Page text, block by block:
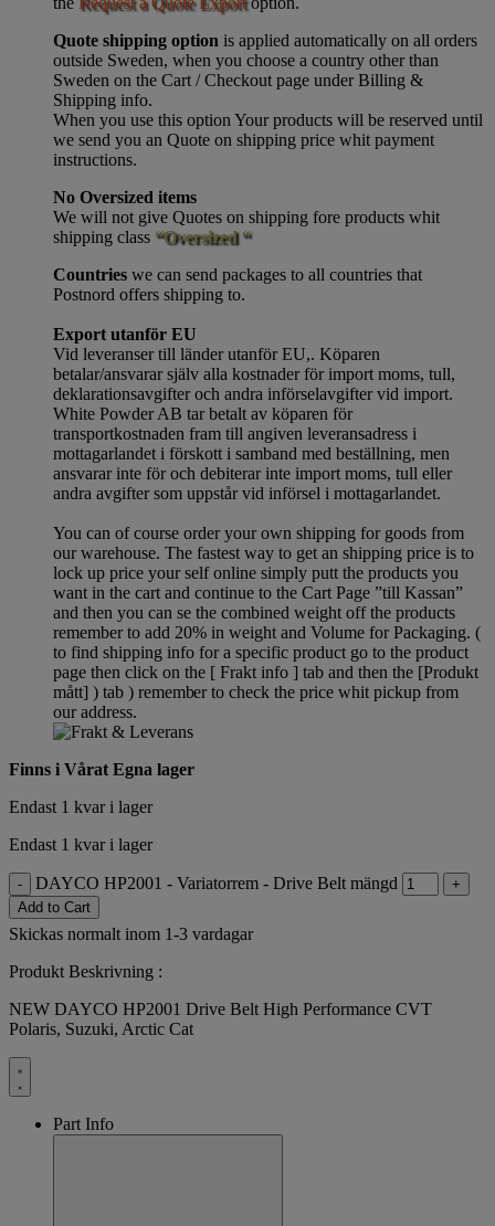
Quote shipping option is applied automatically on all orders
outside Sweden, when you choose a country other than
Sweden on the Cart / Checkout page under Billing &
Shipping info.
When you use this option Your products will be reserved until
we send you an Quote on shipping price whit payment
instructions.
No Oversized items
We will not give Quotes on shipping fore products whit
shipping class “Oversized “
Countries we can send packages to all countries that
Postnord offers shipping to.
Export utanför EU
Vid leveranser till länder utanför EU,. Köparen
betalar/ansvarar själv alla kostnader för import moms, tull,
deklarationsavgifter och andra införselavgifter vid import.
White Powder AB tar betalt av köparen för
transportkostnaden fram till angiven leveransadress i
mottagarlandet i förskott i samband med beställning, men
ansvarar inte för och debiterar inte import moms, tull eller
andra avgifter som uppstår vid införsel i mottagarlandet.
You can of course order your own shipping for goods from
our warehouse. The fastest way to get an shipping price is to
lock up price your self online simply putt the products you
want in the cart and continue to the Cart Page ”till Kassan”
and then you can se the combined weight off the products
remember to add 20% in weight and Volume for Packaging. (
to find shipping info for a specific product go to the product
page then click on the [ Frakt info ] tab and then the [Produkt
mått] ) tab ) rememberto check the price whit pickup from
our address.
Finns i Vårat Egna lager
Endast 1 kvar i lager
Endast 1 kvar i lager
- DAYCO HP2001 - Variatorrem - Drive Belt mängd
+
Add to Cart
Skickas normalt inom 1-3 vardagar
Produkt Beskrivning :
NEW DAYCO HP2001 Drive Belt High Performance CVT
Polaris, Suzuki, Arctic Cat
Part Info